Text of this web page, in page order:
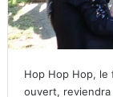
Hop Hop Hop, le
ouvert,